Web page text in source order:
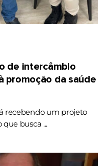
de intercâmbio
promoção da saúde
recebendo um projeto
busca ...